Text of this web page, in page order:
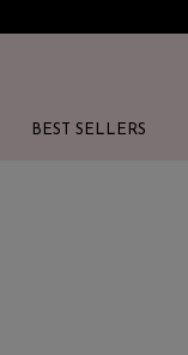
BEST SELLERS